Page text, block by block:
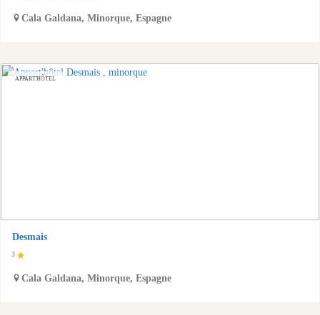
Cala Galdana, Minorque, Espagne
APPART'HÔTEL
Desmais
3
Cala Galdana, Minorque, Espagne